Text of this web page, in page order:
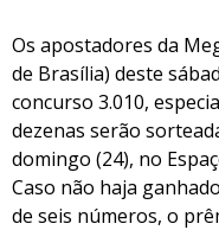
Os apostadores da
de Brasília) deste
concurso 3.010,
dezenas serão
domingo (24), no
Caso não haja
de seis números, o